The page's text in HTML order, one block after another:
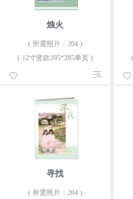
烛火
( 所需照片：204 )
( 12寸竖款205*285单页 )
寻找
( 所需照片：204 )